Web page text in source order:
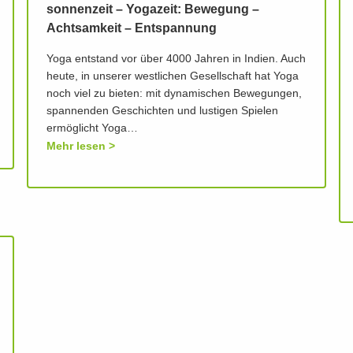
sonnenzeit – Yogazeit: Bewegung –
Achtsamkeit – Entspannung
Yoga entstand vor über 4000 Jahren in Indien. Auch
heute, in unserer westlichen Gesellschaft hat Yoga
noch viel zu bieten: mit dynamischen Bewegungen,
spannenden Geschichten und lustigen Spielen
ermöglicht Yoga…
Mehr lesen